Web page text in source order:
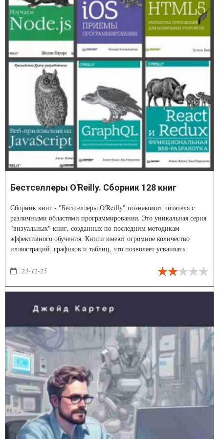
Бестселлеры O'Reilly. Сборник 128 книг
Сборник книг - "Бестселлеры O'Reilly" познакомит читателя с
различными областями программирования. Это уникальная серия
"визуальных" книг, созданных по последним методикам
эффективного обучения. Книги имеют огромное количество
иллюстраций, графиков и таблиц, что позволяет усваивать
концентрирует внимание читателя, а упражнения, контрольные
знания.
23-12-25